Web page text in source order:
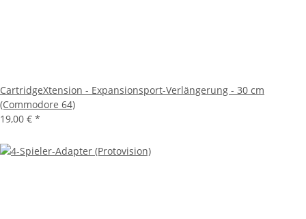
CartridgeXtension - Expansionsport-Verlängerung - 30 cm
(Commodore 64)
19,00 € *